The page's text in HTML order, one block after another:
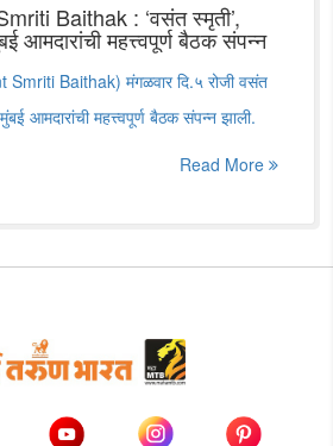
Baithak : ‘वसंत स्मृती’,
आमदारांची महत्त्वपूर्ण बैठक संपन्न
Baithak) मंगळवार दि.५ रोजी वसंत
आमदारांची महत्त्वपूर्ण बैठक संपन्न झाली.
Read More